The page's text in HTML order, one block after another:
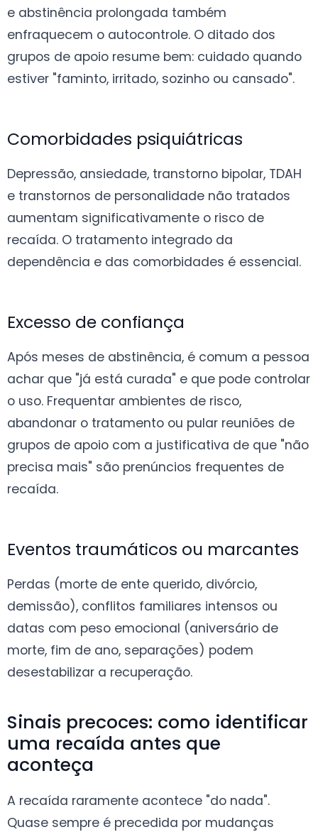
e abstinência prolongada também
enfraquecem o autocontrole. O ditado dos
grupos de apoio resume bem: cuidado quando
estiver "faminto, irritado, sozinho ou cansado".
Comorbidades psiquiátricas
Depressão, ansiedade, transtorno bipolar, TDAH
e transtornos de personalidade não tratados
aumentam significativamente o risco de
recaída. O tratamento integrado da
dependência e das comorbidades é essencial.
Excesso de confiança
Após meses de abstinência, é comum a pessoa
achar que "já está curada" e que pode controlar
o uso. Frequentar ambientes de risco,
abandonar o tratamento ou pular reuniões de
grupos de apoio com a justificativa de que "não
precisa mais" são prenúncios frequentes de
recaída.
Eventos traumáticos ou marcantes
Perdas (morte de ente querido, divórcio,
demissão), conflitos familiares intensos ou
datas com peso emocional (aniversário de
morte, fim de ano, separações) podem
desestabilizar a recuperação.
Sinais precoces: como identificar
uma recaída antes que
aconteça
A recaída raramente acontece "do nada".
Quase sempre é precedida por mudanças